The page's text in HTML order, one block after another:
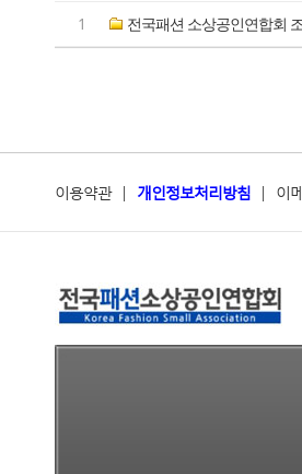
1 전국패션 소상공인연합회
이용약관| 개인정보처리방침 | 이